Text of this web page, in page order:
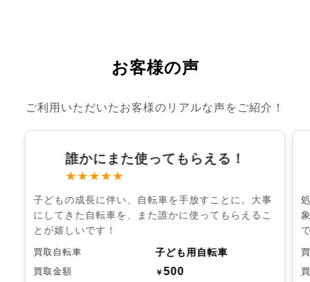
お客様の声
ご利用いただいたお客様のリアルな声をご紹介！
誰かにまた使ってもらえる！
★★★★★
子どもの成長に伴い、自転車を手放すことに。大事
にしてきた自転車を、また誰かに使ってもらえるこ
とが嬉しいです！
買取自転車 子ども用自転車
買取金額 ￥500